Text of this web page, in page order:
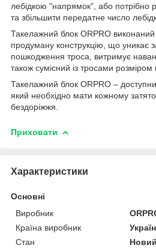
лебідкою "напрямок", або потрібно
та збільшити передатне число
Такелажний блок ORPRO виконаний
продуману конструкцію, що уникає
пошкодження троса, витримує
також сумісний із тросами розміром
Такелажний блок ORPRO –
який необхідно мати кожному
бездоріжжя.
Приховати
Характеристики
Основні
Виробник
Країна виробник
Стан
Новий